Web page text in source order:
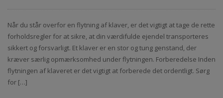
Når du står overfor en flytning af klaver, er det vigtigt at tage de rette
forholdsregler for at sikre, at din værdifulde ejendel transporteres
sikkert og forsvarligt. Et klaver er en stor og tung genstand, der
kræver særlig opmærksomhed under flytningen. Forberedelse Inden
flytningen af klaveret er det vigtigt at forberede det ordentligt. Sørg
for […]